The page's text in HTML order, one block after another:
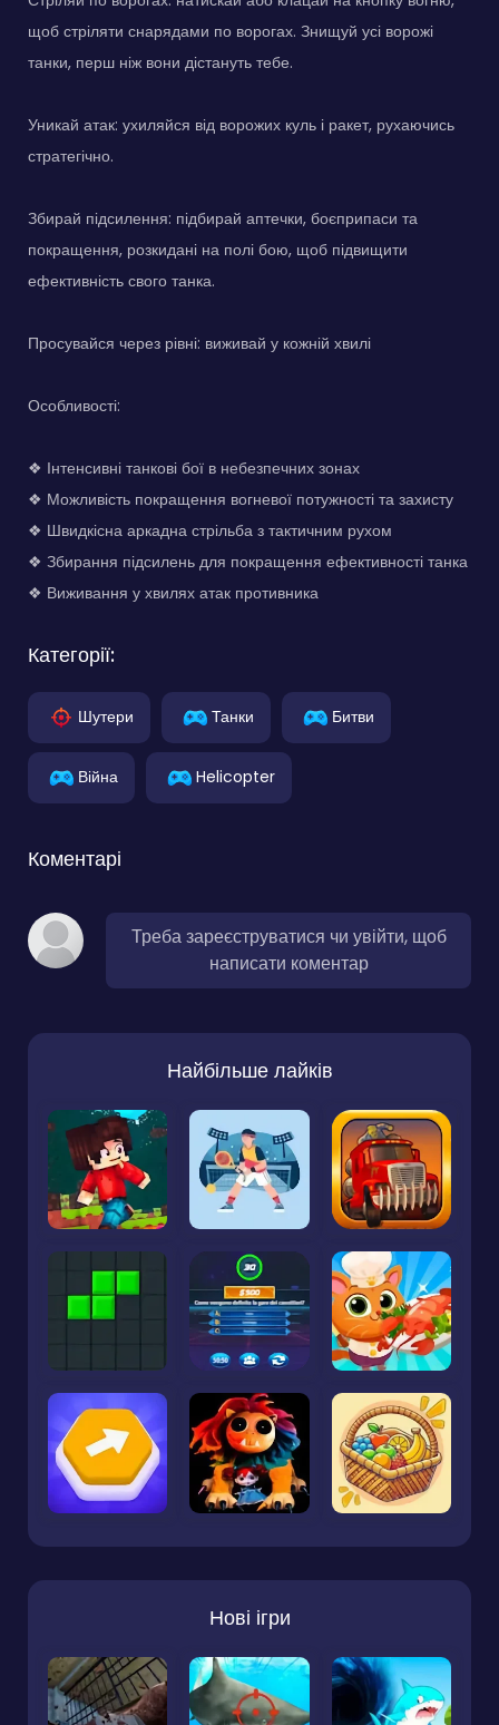
щоб стріляти снарядами по ворогах. Знищуй усі ворожі
танки, перш ніж вони дістануть тебе.
Уникай атак: ухиляйся від ворожих куль і ракет, рухаючись
стратегічно.
Збирай підсилення: підбирай аптечки, боєприпаси та
покращення, розкидані на полі бою, щоб підвищити
ефективність свого танка.
Просувайся через рівні: виживай у кожній хвилі
Особливості:
❖ Інтенсивні танкові бої в небезпечних зонах
❖ Можливість покращення вогневої потужності та захисту
❖ Швидкісна аркадна стрільба з тактичним рухом
❖ Збирання підсилень для покращення ефективності танка
❖ Виживання у хвилях атак противника
Категорії:
Шутери Танки Битви
Війна Helicopter
Коментарі
Треба зареєструватися чи увійти, щоб
написати коментар
Найбільше лайків
Нові ігри